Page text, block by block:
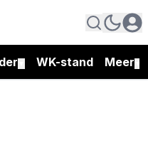
WK-stand Meer